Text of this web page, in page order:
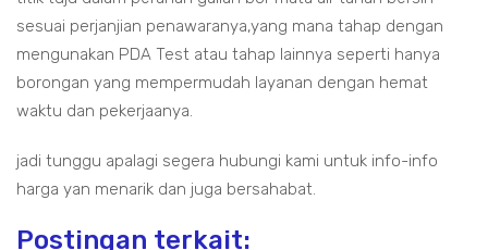
sesuai perjanjian penawaranya,yang mana tahap dengan
mengunakan PDA Test atau tahap lainnya seperti hanya
borongan yang mempermudah layanan dengan hemat
waktu dan pekerjaanya.
jadi tunggu apalagi segera hubungi kami untuk info-info
harga yan menarik dan juga bersahabat.
Postingan terkait: